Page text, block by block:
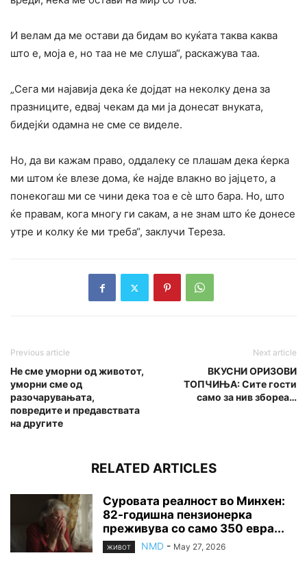
И велам да ме остави да бидам во куќата таква каква
што е, моја е, но таа не ме слуша“, раскажува таа.
„Сега ми најавија дека ќе дојдат на неколку дена за
празниците, едвај чекам да ми ја донесат внуката,
бидејќи одамна не сме се виделе.
Но, да ви кажам право, оддалеку се плашам дека ќерка
ми штом ќе влезе дома, ќе најде влакно во јајцето, а
понекогаш ми се чини дека тоа е сè што бара. Но, што
ќе правам, кога многу ги сакам, а не знам што ќе донесе
утре и колку ќе ми треба“, заклучи Тереза.
Previous article
Не сме уморни од животот,
уморни сме од
разочарувањата,
повредите и предавствата
на другите
Next article
ВКУСНИ ОРИЗОВИ
ТОПЧИЊА: Сите гости
само за нив збореа…
RELATED ARTICLES
Суровата реалност во Минхен:
82-годишна пензионерка
преживува со само 350 евра...
ЖИВОТ NMD - May 27, 2026